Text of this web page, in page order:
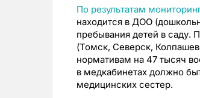
По результатам
находится в ДОО
пребывания детей в саду.
(Томск, Северск,
нормативам на 47 тысяч
в медкабинетах должно
медицинских сестер.